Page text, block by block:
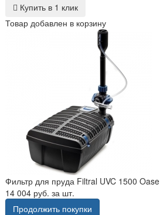
Купить в 1 клик
Товар добавлен в корзину
Фильтр для пруда Filtral UVC 1500 Oase
14 004 руб. за шт.
Продолжить покупки